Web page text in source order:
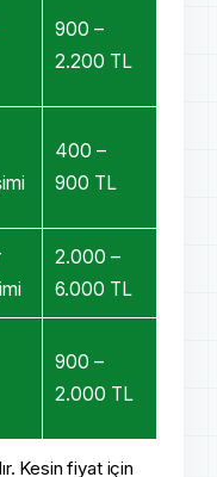
900 –
2.200 TL
400 –
900 TL
2.000 –
6.000 TL
900 –
2.000 TL
Kesin fiyat için